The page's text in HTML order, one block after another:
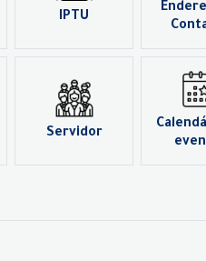
IPTU
Servidor